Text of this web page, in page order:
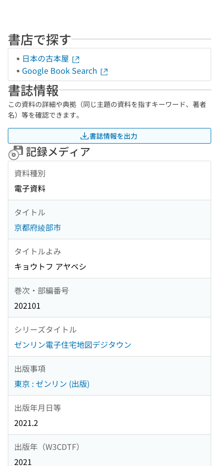
書店で探す
日本の古本屋
Google Book Search
書誌情報
この資料の詳細や典拠（同じ主題の資料を指すキーワード、著者
名）等を確認できます。
書誌情報を出力
記録メディア
資料種別
電子資料
タイトル
京都府綾部市
タイトルよみ
キョウトフ アヤベシ
巻次・部編番号
202101
シリーズタイトル
ゼンリン電子住宅地図デジタウン
出版事項
東京 : ゼンリン (出版)
出版年月日等
2021.2
出版年（W3CDTF）
2021